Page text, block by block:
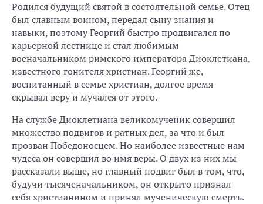
Родился будущий святой в состоятельной семье. Отец
был славным воином, передал сыну знания и
навыки, поэтому Георгий быстро продвигался по
карьерной лестнице и стал любимым
военачальником римского императора Диоклетиана,
известного гонителя христиан. Георгий же,
воспитанный в семье христиан, долгое время
скрывал веру и мучался от этого.
На службе Диоклетиана великомученик совершил
множество подвигов и ратных дел, за что и был
прозван Победоносцем. Но наиболее известные нам
чудеса он совершил во имя веры. О двух из них мы
рассказали выше, но главный подвиг был в том, что,
будучи тысяченачальником, он открыто признал
себя христианином и принял мученическую смерть.